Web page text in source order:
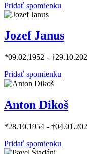
Pridať spomienku
Jozef Janus
*09.02.1952 -
Pridať spomienku
Anton Dikoš
*28.10.1954 -
Pridať spomienku